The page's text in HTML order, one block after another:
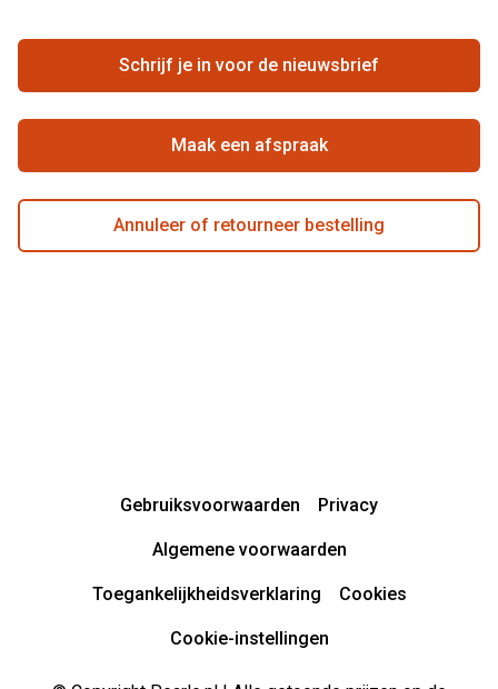
Zorgvergoeding
Ondernemen bij Pearle
Beste winkelketen
Actievoorwaarden
Schrijf je in voor de nieuwsbrief
Maak een afspraak
Annuleer of retourneer bestelling
Gebruiksvoorwaarden Privacy
Algemene voorwaarden
Toegankelijkheidsverklaring Cookies
Cookie-instellingen